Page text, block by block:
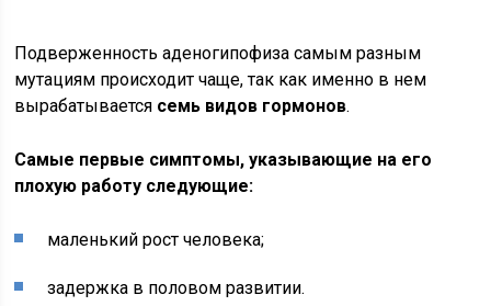
Подверженность аденогипофиза самым разным
мутациям происходит чаще, так как именно в нем
вырабатывается семь видов гормонов.
Самые первые симптомы, указывающие на его
плохую работу следующие:
маленький рост человека;
задержка в половом развитии.